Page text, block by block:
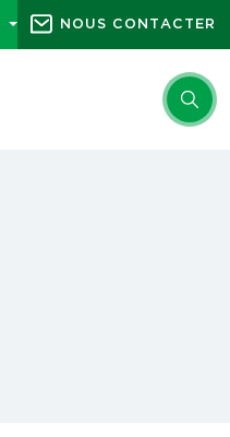
NOUS CONTACTER